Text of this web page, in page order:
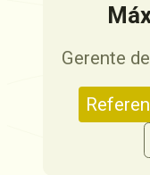
Gerente